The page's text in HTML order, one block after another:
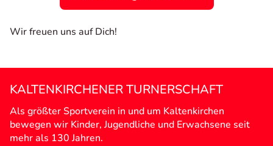
Wir freuen uns auf Dich!
KALTENKIRCHENER TURNERSCHAFT
Als größter Sportverein in und um Kaltenkirchen
bewegen wir Kinder, Jugendliche und Erwachsene seit
mehr als 130 Jahren.